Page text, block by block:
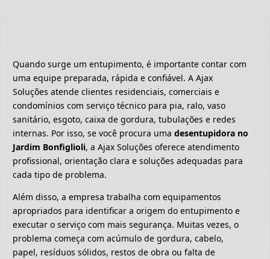
Quando surge um entupimento, é importante contar com
uma equipe preparada, rápida e confiável. A Ajax
Soluções atende clientes residenciais, comerciais e
condomínios com serviço técnico para pia, ralo, vaso
sanitário, esgoto, caixa de gordura, tubulações e redes
internas. Por isso, se você procura uma desentupidora no
Jardim Bonfiglioli, a Ajax Soluções oferece atendimento
profissional, orientação clara e soluções adequadas para
cada tipo de problema.
Além disso, a empresa trabalha com equipamentos
apropriados para identificar a origem do entupimento e
executar o serviço com mais segurança. Muitas vezes, o
problema começa com acúmulo de gordura, cabelo,
papel, resíduos sólidos, restos de obra ou falta de